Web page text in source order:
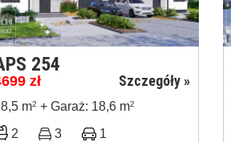
254
zł Szczegóły »
m2 + Garaż: 18,6 m2
2 3 1